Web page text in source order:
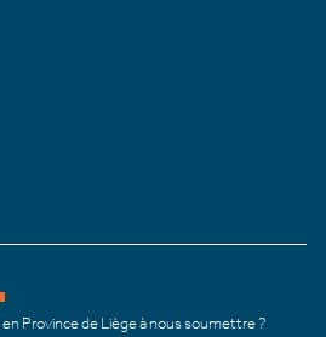
Province de Liège à nous soumettre ?